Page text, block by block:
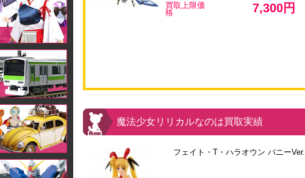
買取上限価
格
7,300円
魔法少女リリカルなのは買取実績
フェイト・T・ハラオウン バニーVer.